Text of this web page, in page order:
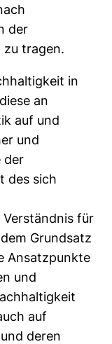
der
tragen.
in
an
auf und
und
der
des sich
Verständnis für
Grundsatz
Ansatzpunkte
und
auf
deren